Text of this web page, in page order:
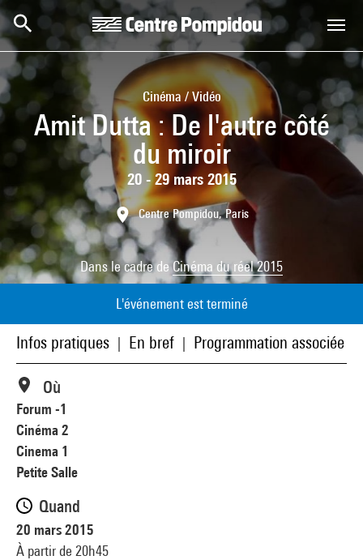
Aller au contenu principal
Centre Pompidou
Cinéma / Vidéo
Amit Dutta : De l'autre côté
du miroir
20 - 29 mars 2015
Centre Pompidou, Paris
Dans le cadre deCinéma du réel 2015
L'événement est terminé
Infos pratiques En bref Programmation associée
Où
Forum -1
Cinéma 2
Cinema 1
Petite Salle
Quand
20 mars 2015
À partir de 20h45